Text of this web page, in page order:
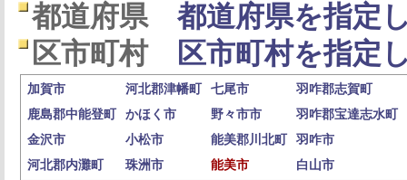
都道府県
都道府県を指定
区市町村
区市町村を指定
加賀市 河北郡津幡町 七尾市
羽咋郡志賀町
鹿島郡中能登町
かほく市 野々市市
羽咋郡宝達志水町
金沢市
小松市 能美郡川北町
羽咋市
河北郡内灘町
珠洲市 能美市 白山市